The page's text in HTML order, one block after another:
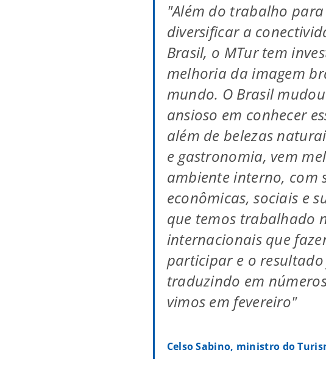
"Além do trabalho
diversificar a
Brasil, o MTur tem
melhoria da imagem
mundo. O Brasil
ansioso em conhecer
além de belezas
e gastronomia, vem
ambiente interno, com
econômicas, sociais e
que temos trabalhado
internacionais que
participar e o resultado
traduzindo em
vimos em fevereiro"
Celso Sabino, ministro do